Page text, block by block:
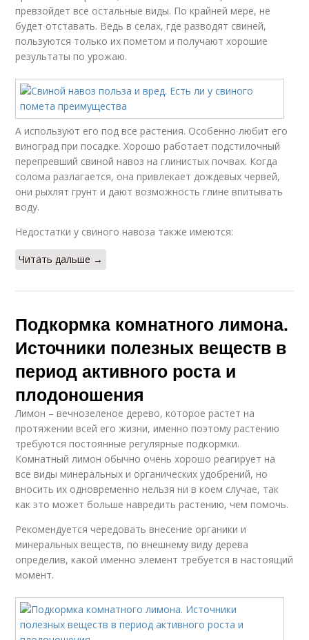
превзойдет все остальные виды. По крайней мере, не
будет отставать. Ведь в селах, где разводят свиней,
пользуются только их пометом и получают хорошие
результаты по урожаю.
А используют его под все растения. Особенно любит его
виноград при посадке. Хорошо работает подстилочный
перепревший свиной навоз на глинистых почвах. Когда
солома разлагается, она привлекает дождевых червей,
они рыхлят грунт и дают возможность глине впитывать
воду.
Недостатки у свиного навоза также имеются:
Читать дальше →
Подкормка комнатного лимона.
Источники полезных веществ в
период активного роста и
плодоношения
Лимон – вечнозеленое дерево, которое растет на
протяжении всей его жизни, именно поэтому растению
требуются постоянные регулярные подкормки.
Комнатный лимон обычно очень хорошо реагирует на
все виды минеральных и органических удобрений, но
вносить их одновременно нельзя ни в коем случае, так
как это может больше навредить растению, чем помочь.
Рекомендуется чередовать внесение органики и
минеральных веществ, по внешнему виду дерева
определив, какой именно элемент требуется в настоящий
момент.